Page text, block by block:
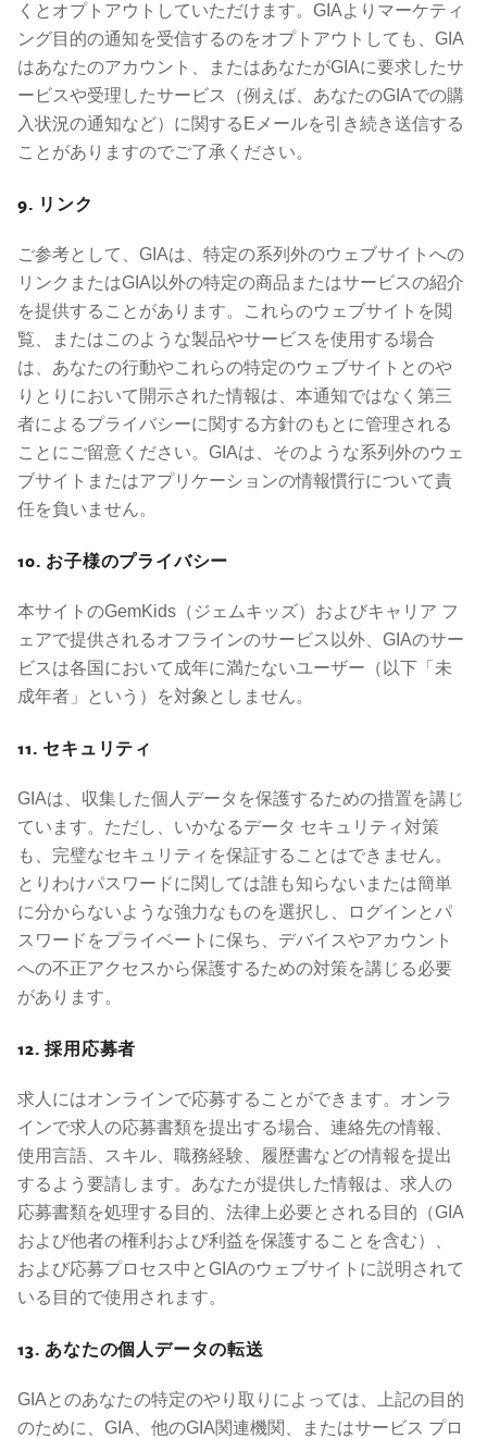
くとオプトアウトしていただけます。GIAよりマーケティ
ング目的の通知を受信するのをオプトアウトしても、GIA
はあなたのアカウント、またはあなたがGIAに要求したサ
ービスや受理したサービス（例えば、あなたのGIAでの購
入状況の通知など）に関するEメールを引き続き送信する
ことがありますのでご了承ください。
9. リンク
ご参考として、GIAは、特定の系列外のウェブサイトへの
リンクまたはGIA以外の特定の商品またはサービスの紹介
を提供することがあります。これらのウェブサイトを閲
覧、またはこのような製品やサービスを使用する場合
は、あなたの行動やこれらの特定のウェブサイトとのや
りとりにおいて開示された情報は、本通知ではなく第三
者によるプライバシーに関する方針のもとに管理される
ことにご留意ください。GIAは、そのような系列外のウェ
ブサイトまたはアプリケーションの情報慣行について責
任を負いません。
10. お子様のプライバシー
本サイトのGemKids（ジェムキッズ）およびキャリア フ
ェアで提供されるオフラインのサービス以外、GIAのサー
ビスは各国において成年に満たないユーザー（以下「未
成年者」という）を対象としません。
11. セキュリティ
GIAは、収集した個人データを保護するための措置を講じ
ています。ただし、いかなるデータ セキュリティ対策
も、完璧なセキュリティを保証することはできません。
とりわけパスワードに関しては誰も知らないまたは簡単
に分からないような強力なものを選択し、ログインとパ
スワードをプライベートに保ち、デバイスやアカウント
への不正アクセスから保護するための対策を講じる必要
があります。
12. 採用応募者
求人にはオンラインで応募することができます。オンラ
インで求人の応募書類を提出する場合、連絡先の情報、
使用言語、スキル、職務経験、履歴書などの情報を提出
するよう要請します。あなたが提供した情報は、求人の
応募書類を処理する目的、法律上必要とされる目的（GIA
および他者の権利および利益を保護することを含む）、
および応募プロセス中とGIAのウェブサイトに説明されて
いる目的で使用されます。
13. あなたの個人データの転送
GIAとのあなたの特定のやり取りによっては、上記の目的
のために、GIA、他のGIA関連機関、またはサービス プロ